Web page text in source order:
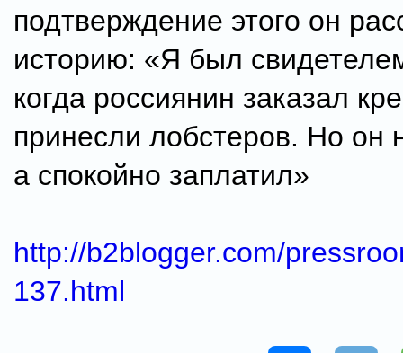
подтверждение этого он
историю: «Я был
когда россиянин заказал
принесли лобстеров. Но он
а спокойно заплатил»
http://b2blogger.com/
137.html